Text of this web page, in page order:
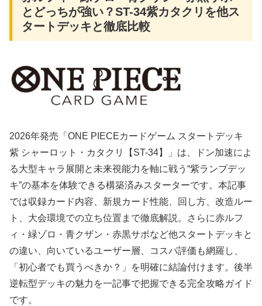
とどっちが強い？ST-34紫カタクリを他ス
タートデッキと徹底比較
2026年発売「ONE PIECEカードゲーム スタートデッキ
紫 シャーロット・カタクリ【ST-34】」は、ドン加速によ
る大型キャラ展開と未来視能力を軸に戦う“紫ランプデッ
キ”の基本を体験できる構築済みスターターです。本記事
では収録カード内容、新規カード性能、回し方、改造ルー
ト、大会環境での立ち位置まで徹底解説。さらに赤ルフ
ィ・緑ゾロ・青クザン・赤黒サボなど他スタートデッキと
の違い、向いているユーザー層、コスパ評価も網羅し、
「初心者でも買うべきか？」を明確に結論付けます。後半
逆転型デッキの魅力を一記事で把握できる完全攻略ガイド
です。